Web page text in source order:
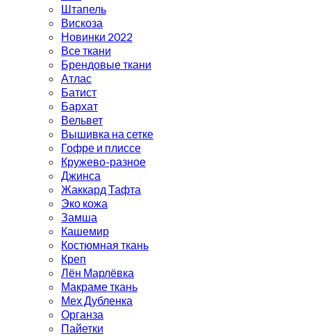
Штапель
Вискоза
Новинки 2022
Все ткани
Брендовые ткани
Атлас
Батист
Бархат
Вельвет
Вышивка на сетке
Гофре и плиссе
Кружево-разное
Джинса
Жаккард Тафта
Эко кожа
Замша
Кашемир
Костюмная ткань
Креп
Лён Марлёвка
Макраме ткань
Мех Дубленка
Органза
Пайетки